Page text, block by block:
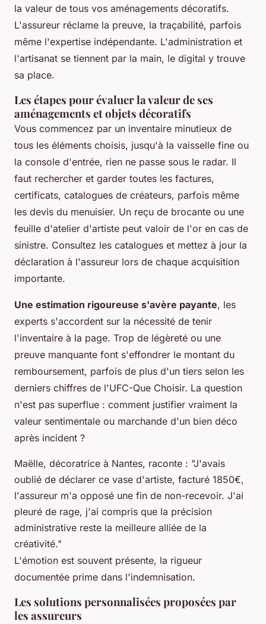
la valeur de tous vos aménagements décoratifs.
L'assureur réclame la preuve, la traçabilité, parfois
même l'expertise indépendante. L'administration et
l'artisanat se tiennent par la main, le digital y trouve
sa place.
Les étapes pour évaluer la valeur de ses
aménagements et objets décoratifs
Vous commencez par un inventaire minutieux de
tous les éléments choisis, jusqu'à la vaisselle fine ou
la console d'entrée, rien ne passe sous le radar. Il
faut rechercher et garder toutes les factures,
certificats, catalogues de créateurs, parfois même
les devis du menuisier. Un reçu de brocante ou une
feuille d'atelier d'artiste peut valoir de l'or en cas de
sinistre. Consultez les catalogues et mettez à jour la
déclaration à l'assureur lors de chaque acquisition
importante.
Une estimation rigoureuse s'avère payante, les
experts s'accordent sur la nécessité de tenir
l'inventaire à la page. Trop de légèreté ou une
preuve manquante font s'effondrer le montant du
remboursement, parfois de plus d'un tiers selon les
derniers chiffres de l'UFC-Que Choisir. La question
n'est pas superflue : comment justifier vraiment la
valeur sentimentale ou marchande d'un bien déco
après incident ?
Maëlle, décoratrice à Nantes, raconte : "J'avais
oublié de déclarer ce vase d'artiste, facturé 1850€,
l'assureur m'a opposé une fin de non-recevoir. J'ai
pleuré de rage, j'ai compris que la précision
administrative reste la meilleure alliée de la
créativité."
L'émotion est souvent présente, la rigueur
documentée prime dans l'indemnisation.
Les solutions personnalisées proposées par
les assureurs